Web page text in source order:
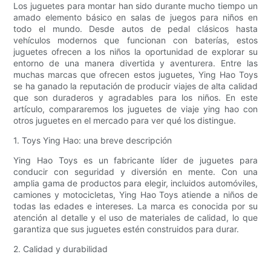
Los juguetes para montar han sido durante mucho tiempo un
amado elemento básico en salas de juegos para niños en
todo el mundo. Desde autos de pedal clásicos hasta
vehículos modernos que funcionan con baterías, estos
juguetes ofrecen a los niños la oportunidad de explorar su
entorno de una manera divertida y aventurera. Entre las
muchas marcas que ofrecen estos juguetes, Ying Hao Toys
se ha ganado la reputación de producir viajes de alta calidad
que son duraderos y agradables para los niños. En este
artículo, compararemos los juguetes de viaje ying hao con
otros juguetes en el mercado para ver qué los distingue.
1. Toys Ying Hao: una breve descripción
Ying Hao Toys es un fabricante líder de juguetes para
conducir con seguridad y diversión en mente. Con una
amplia gama de productos para elegir, incluidos automóviles,
camiones y motocicletas, Ying Hao Toys atiende a niños de
todas las edades e intereses. La marca es conocida por su
atención al detalle y el uso de materiales de calidad, lo que
garantiza que sus juguetes estén construidos para durar.
2. Calidad y durabilidad